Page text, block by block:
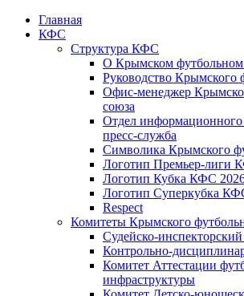
Главная
КФС
Структура КФС
О Крымском футбольном
Руководство Крымского
Офис-менеджер
союза
Отдел информационного
пресс-служба
Символика Крымского
Логотип Премьер-лиги
Логотип Кубка КФС
Логотип Суперкубка
Respect
Комитеты Крымского
Судейско-
Контрольно-
Комитет Аттестации
инфраструктуры